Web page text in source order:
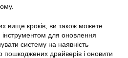
вище кроків, ви також можете
інструментом для оновлення
систему на наявність
пошкоджених драйверів і оновити